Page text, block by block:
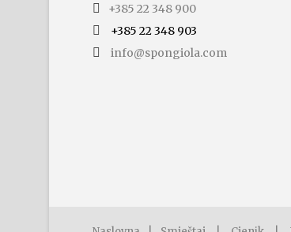
+385 22 348 900
+385 22 348 903
info@spongiola.com